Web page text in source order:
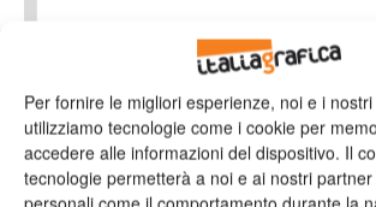
Per fornire le migliori esperienze, noi e i
utilizziamo tecnologie come i cookie per
accedere alle informazioni del dispositivo. Il
tecnologie permetterà a noi e ai nostri
Ho letto e accettol'informativa sulla